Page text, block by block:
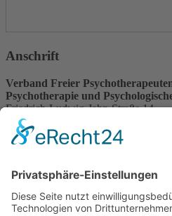
Anschrift
Verband Freier
Psychotherapie und
Friedrich-Ludwig-Jahn-Straße 14
31582 Nienburg/Weser
Service-Team
05021-8650320
Diese E-Mail-Adresse ist vor
muss JavaScript eingeschaltet sein.